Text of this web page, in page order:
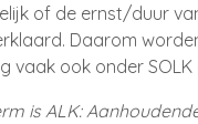
of de ernst/duur
Daarom
vaak ook onder
is ALK: